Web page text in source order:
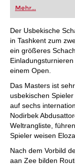
oder bereits auf
FRITZ trainieren Sie
individueller als je
Mehr...
Der Usbekische
in Tashkent zum
ein größeres
einem Open.
Das Masters ist
usbekischen
auf sechs
Nodirbek
Weltrangliste,
Spieler weisen
Nach dem Vorbild
aan Zee bilden